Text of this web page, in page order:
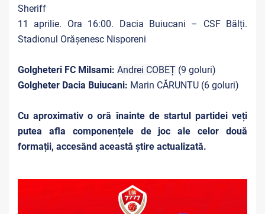
Sheriff
11 aprilie. Ora 16:00. Dacia Buiucani – CSF Bălți.
Stadionul Orășenesc Nisporeni
Golgheteri FC Milsami: Andrei COBEȚ (9 goluri)
Golgheter Dacia Buiucani: Marin CĂRUNTU (6 goluri)
Cu aproximativ o oră înainte de startul partidei veți
putea afla componențele de joc ale celor două
formații, accesând această știre actualizată.